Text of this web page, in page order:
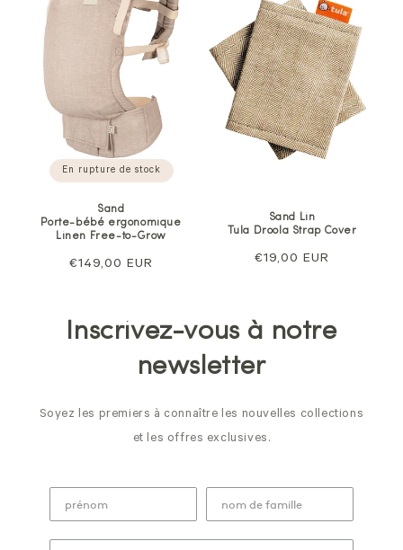
En rupture de stock
Sand
Porte-bébé ergonomique
Linen Free-to-Grow
Prix
€149,00 EUR
Sand Lin
Tula Droola Strap Cover
Prix
€19,00 EUR
Inscrivez-vous à notre
newsletter
Soyez les premiers à connaître les nouvelles collections
et les offres exclusives.